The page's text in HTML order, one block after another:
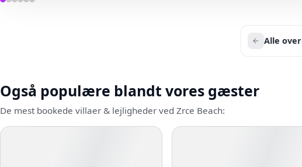
Alle
Også populære blandt vores gæster
De mest bookede villaer & lejligheder ved Zrce Beach: